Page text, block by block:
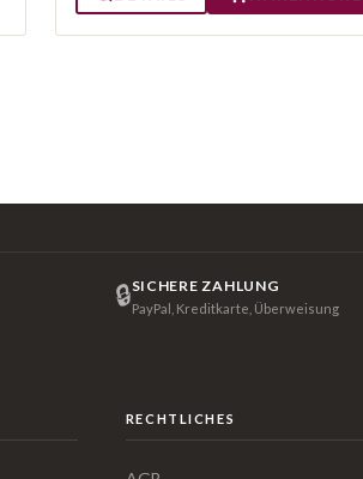
🔒SICHERE ZAHLUNG
PayPal, Kreditkarte, Überweisung
RECHTLICHES